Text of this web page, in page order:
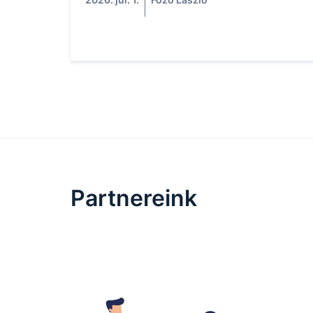
Partnereink